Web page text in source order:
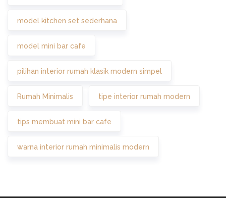
model kitchen set sederhana
model mini bar cafe
pilihan interior rumah klasik modern simpel
Rumah Minimalis tipe interior rumah modern
tips membuat mini bar cafe
warna interior rumah minimalis modern